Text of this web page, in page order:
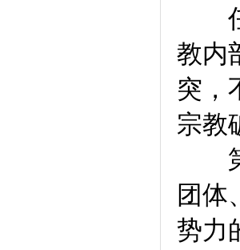
任
教内
突，
宗教
第
团体
势力